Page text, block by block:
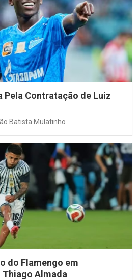
Pela Contratação de Luiz
Batista Mulatinho
do Flamengo em
Almada